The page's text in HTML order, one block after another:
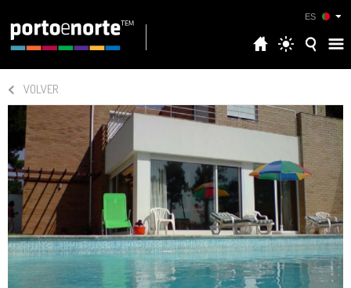
ES
VOLVER